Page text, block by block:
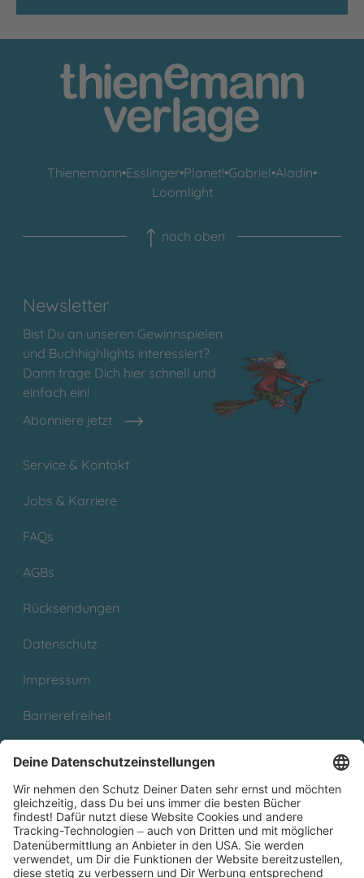
Thienemann•Esslinger•Planet!•Gabriel•Aladin•
Loomlight
nach oben
Newsletter
Bist Du an unseren Gewinnspielen
und Buchhighlights interessiert?
Dann trage Dich hier schnell und
einfach ein!
Abonniere jetzt
Service & Kontakt
Jobs & Karriere
FAQs
AGBs
Rücksendungen
Datenschutz
Impressum
Barrierefreiheit
Partnerprogramm (Affiliate)
Folge uns auf